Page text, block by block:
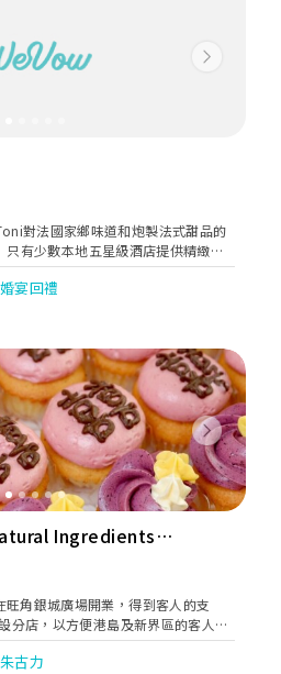
Next
對法國家鄉味道和炮製法式甜品的
有少數本地五星級酒店提供精緻法
在香港展開法式甜品業務，令更多人
婚宴回禮
Next
Ingredients
角銀城廣場開業，得到客人的支
分店，以方便港島及新界區的客人訂
路上，除了賞心悅目外，少甜、無色
！ NC Cupcake的原味牛油蛋糕底及
朱古力